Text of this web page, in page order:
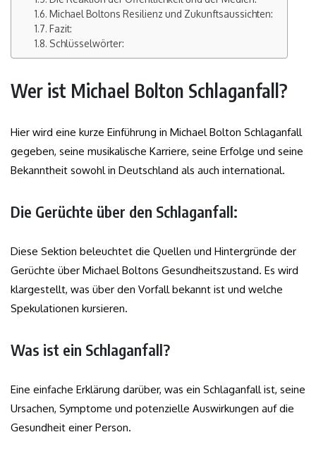
Michael Boltons Resilienz und Zukunftsaussichten:
Fazit:
Schlüsselwörter:
Wer ist Michael Bolton Schlaganfall?
Hier wird eine kurze Einführung in Michael Bolton Schlaganfall
gegeben, seine musikalische Karriere, seine Erfolge und seine
Bekanntheit sowohl in Deutschland als auch international.
Die Gerüchte über den Schlaganfall:
Diese Sektion beleuchtet die Quellen und Hintergründe der
Gerüchte über Michael Boltons Gesundheitszustand. Es wird
klargestellt, was über den Vorfall bekannt ist und welche
Spekulationen kursieren.
Was ist ein Schlaganfall?
Eine einfache Erklärung darüber, was ein Schlaganfall ist, seine
Ursachen, Symptome und potenzielle Auswirkungen auf die
Gesundheit einer Person.